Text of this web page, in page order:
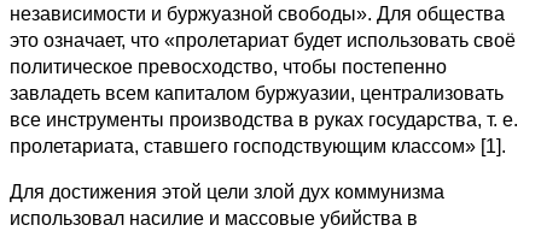
независимости и буржуазной свободы». Для общества
это означает, что «пролетариат будет использовать своё
политическое превосходство, чтобы постепенно
завладеть всем капиталом буржуазии, централизовать
все инструменты производства в руках государства, т. е.
пролетариата, ставшего господствующим классом» [1].
Для достижения этой цели злой дух коммунизма
использовал насилие и массовые убийства в